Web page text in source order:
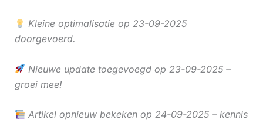
Kleine optimalisatie op 23-09-2025
doorgevoerd.
Nieuwe update toegevoegd op 23-09-2025 –
groei mee!
Artikel opnieuw bekeken op 24-09-2025 – kennis